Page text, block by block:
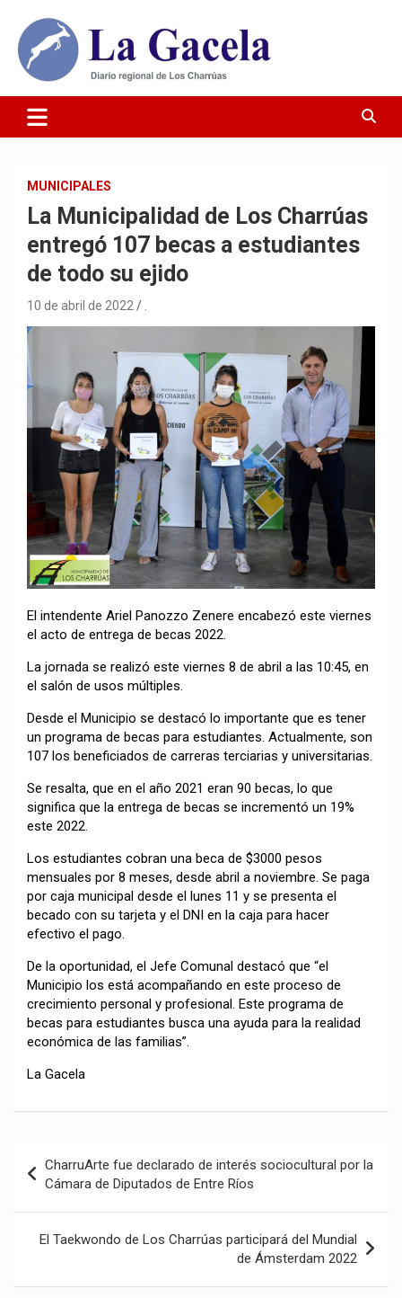
contenido
Diario La Gacela
MUNICIPALES
La Municipalidad de Los Charrúas
entregó 107 becas a estudiantes
de todo su ejido
10 de abril de 2022
El intendente Ariel Panozzo Zenere encabezó este viernes
el acto de entrega de becas 2022.
La jornada se realizó este viernes 8 de abril a las 10:45, en
el salón de usos múltiples.
Desde el Municipio se destacó lo importante que es tener
un programa de becas para estudiantes. Actualmente, son
107 los beneficiados de carreras terciarias y universitarias.
Se resalta, que en el año 2021 eran 90 becas, lo que
significa que la entrega de becas se incrementó un 19%
este 2022.
Los estudiantes cobran una beca de $3000 pesos
mensuales por 8 meses, desde abril a noviembre. Se paga
por caja municipal desde el lunes 11 y se presenta el
becado con su tarjeta y el DNI en la caja para hacer
efectivo el pago.
De la oportunidad, el Jefe Comunal destacó que “el
Municipio los está acompañando en este proceso de
crecimiento personal y profesional. Este programa de
becas para estudiantes busca una ayuda para la realidad
económica de las familias”.
La Gacela
de
entradas
CharruArte fue declarado de interés sociocultural por la
Cámara de Diputados de Entre Ríos
El Taekwondo de Los Charrúas participará del Mundial
de Ámsterdam 2022